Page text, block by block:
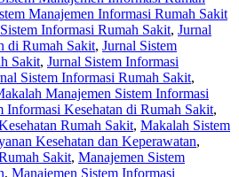
Manajemen Informasi Rumah Sakit
Informasi Rumah Sakit, Jurnal
di Rumah Sakit, Jurnal Sistem
Sakit, Jurnal Sistem Informasi
Sistem Informasi Rumah Sakit,
Manajemen Sistem Informasi
Informasi Kesehatan di Rumah Sakit,
Rumah Sakit, Makalah Sistem
Kesehatan dan Keperawatan,
Sakit, Manajemen Sistem
, Manajemen Sistem Informasi